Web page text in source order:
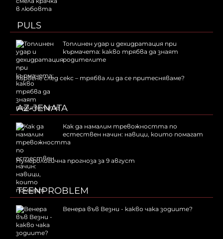
PULS
Топлинен удар и дехидратация при
кърмачета: какво трябва да знаят
родителите
Кървене след секс – трябва ли да се притесняваме?
AZ-JENATA
Как да намалим тревожността по
естествен начин: навици, които помагат
Нумерологична прогноза за 9 август
TEENPROBLEM
Венера във Везни - какво чака зодиите?